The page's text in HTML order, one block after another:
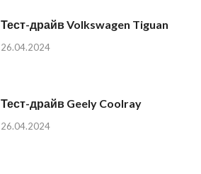
Тест-драйв Volkswagen Tiguan
26.04.2024
Тест-драйв Geely Coolray
26.04.2024